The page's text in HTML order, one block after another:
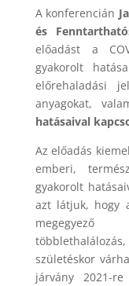
A konferencián
és
előadást a
gyakorolt
előrehaladási
anyagokat,
hatásaival
Az előadás
emberi,
gyakorolt
azt látjuk, hogy
születéskor
járvány 2021-